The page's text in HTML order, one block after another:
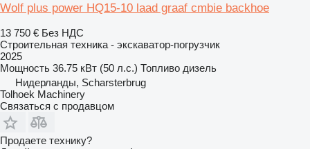
Wolf plus power HQ15-10 laad graaf cmbie backhoe
13 750 € Без НДС
Строительная техника - экскаватор-погрузчик
2025
Мощность 36.75 кВт (50 л.с.) Топливо дизель
Нидерланды, Scharsterbrug
Tolhoek Machinery
Связаться с продавцом
Продаете технику?